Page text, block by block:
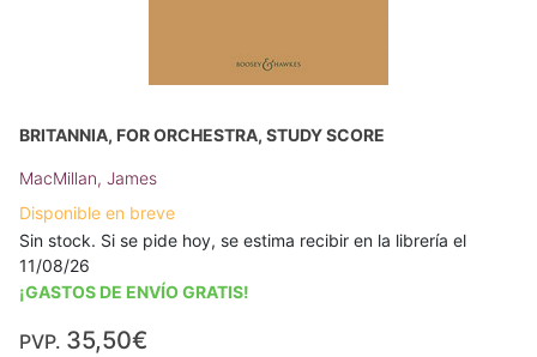
BRITANNIA, FOR ORCHESTRA, STUDY SCORE
MacMillan, James
Disponible en breve
Sin stock. Si se pide hoy, se estima recibir en la librería el
11/08/26
¡GASTOS DE ENVÍO GRATIS!
PVP. 35,50€